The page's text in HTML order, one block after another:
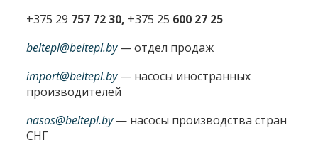
+375 29 757 72 30, +375 25 600 27 25
beltepl@beltepl.by— отдел продаж
import@beltepl.by— насосы иностранных
производителей
nasos@beltepl.by— насосы производства стран
СНГ